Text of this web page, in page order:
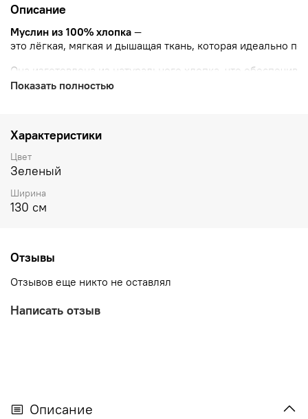
Описание
Муслин из 100% хлопка —
это лёгкая, мягкая и дышащая ткань, которая идеально
Она изготовлена из натурального хлопка, что
Показать полностью
Характеристики
Цвет
Зеленый
Ширина
130 см
Отзывы
Отзывов еще никто не оставлял
Написать отзыв
Описание